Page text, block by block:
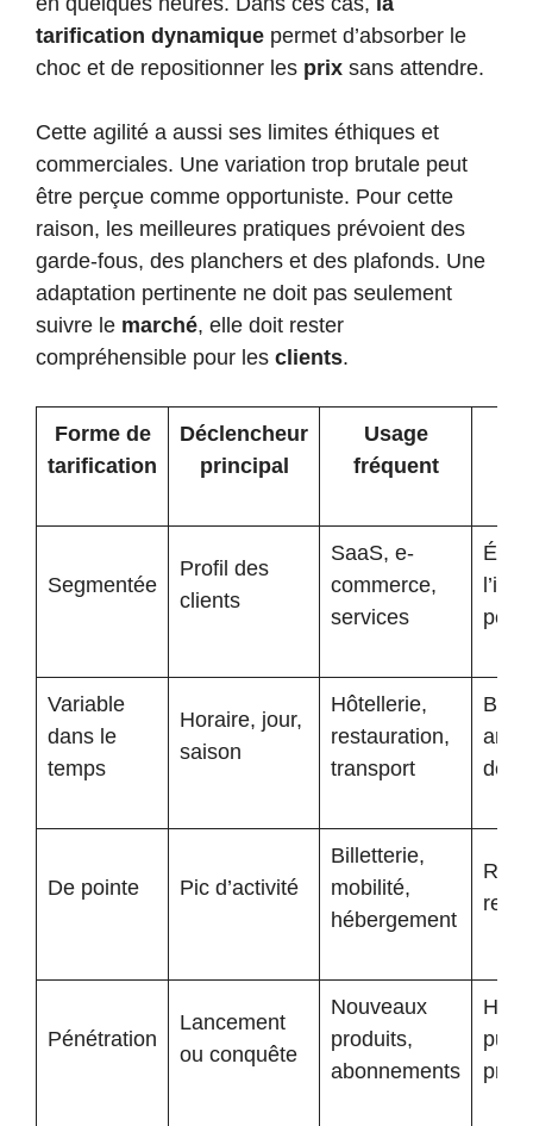
tarification dynamique permet d’absorber le
choc et de repositionner les prix sans attendre.
Cette agilité a aussi ses limites éthiques et
commerciales. Une variation trop brutale peut
être perçue comme opportuniste. Pour cette
raison, les meilleures pratiques prévoient des
garde-fous, des planchers et des plafonds. Une
adaptation pertinente ne doit pas seulement
suivre le marché, elle doit rester
compréhensible pour les clients.
Forme de
tarification
Déclencheur
principal
Usage
fréquent
Segmentée
Profil des
clients
SaaS, e-
commerce,
services
Variable
dans le
temps
Horaire, jour,
saison
Hôtellerie,
restauration,
transport
Bien
De pointe Pic d’activité
Billetterie,
mobilité,
hébergement
rejet
Pénétration
Lancement
ou conquête
Nouveaux
produits,
abonnements
prix